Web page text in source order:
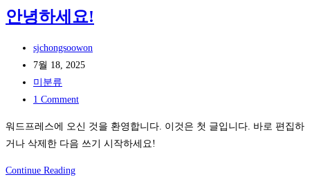
안녕하세요!
Post
author:
sjchongsoowon
Post
published:
7월 18, 2025
Post
category:
미분류
Post
1 Comment
워드프레스에 오신 것을 환영합니다. 이것은 첫 글입니다. 바로 편집하
거나 삭제한 다음 쓰기 시작하세요!
Continue Reading안